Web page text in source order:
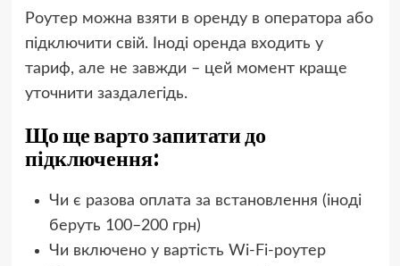
Роутер можна взяти в оренду в оператора або
підключити свій. Іноді оренда входить у
тариф, але не завжди – цей момент краще
уточнити заздалегідь.
Що ще варто запитати до
підключення:
Чи є разова оплата за встановлення (іноді
беруть 100–200 грн)
Чи включено у вартість Wi-Fi-роутер